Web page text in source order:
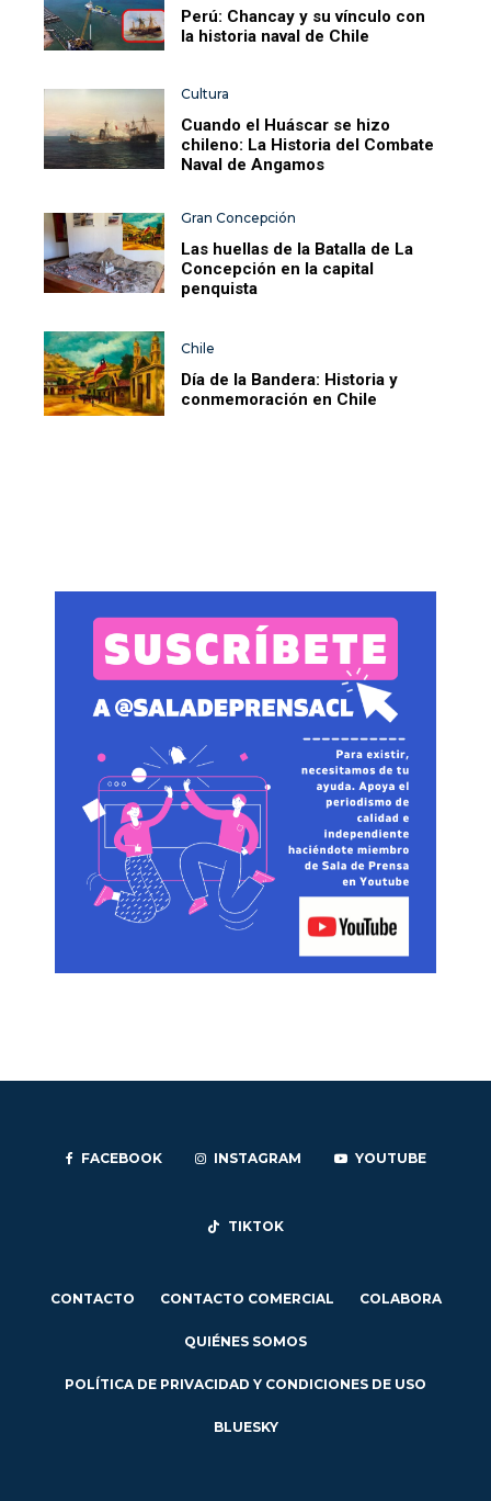
Perú: Chancay y su vínculo con
la historia naval de Chile
Cultura
Cuando el Huáscar se hizo
chileno: La Historia del Combate
Naval de Angamos
Gran Concepción
Las huellas de la Batalla de La
Concepción en la capital
penquista
Chile
Día de la Bandera: Historia y
conmemoración en Chile
FACEBOOK INSTAGRAM YOUTUBE
TIKTOK
CONTACTO CONTACTO COMERCIAL COLABORA
QUIÉNES SOMOS
POLÍTICA DE PRIVACIDAD Y CONDICIONES DE USO
BLUESKY